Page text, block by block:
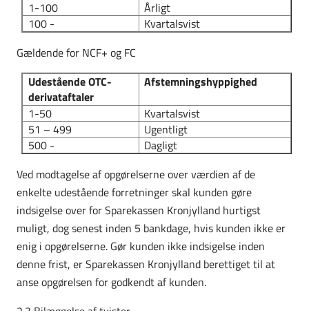
1-100
Årligt
100 -
Kvartalsvist
Gældende for NCF+ og FC
Udestående OTC-
derivataftaler
Afstemningshyppighed
1-50
Kvartalsvist
51 – 499
Ugentligt
500 -
Dagligt
Ved modtagelse af opgørelserne over værdien af de
enkelte udestående forretninger skal kunden gøre
indsigelse over for Sparekassen Kronjylland hurtigst
muligt, dog senest inden 5 bankdage, hvis kunden ikke er
enig i opgørelserne. Gør kunden ikke indsigelse inden
denne frist, er Sparekassen Kronjylland berettiget til at
anse opgørelsen for godkendt af kunden.